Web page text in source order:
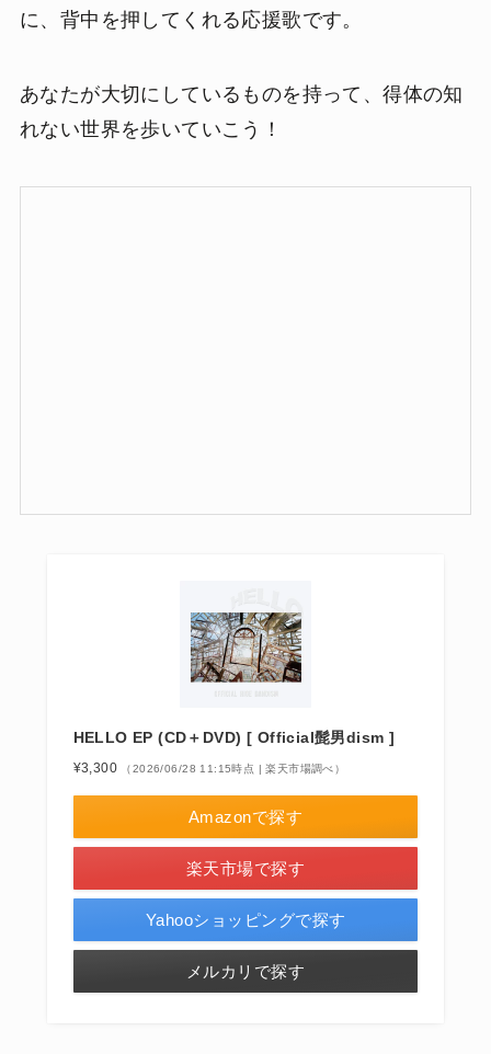
に、背中を押してくれる応援歌です。
あなたが大切にしているものを持って、得体の知
れない世界を歩いていこう！
HELLO EP (CD＋DVD) [ Official髭男dism ]
¥3,300 （2026/06/28 11:15時点 | 楽天市場調べ）
Amazonで探す
楽天市場で探す
Yahooショッピングで探す
メルカリで探す